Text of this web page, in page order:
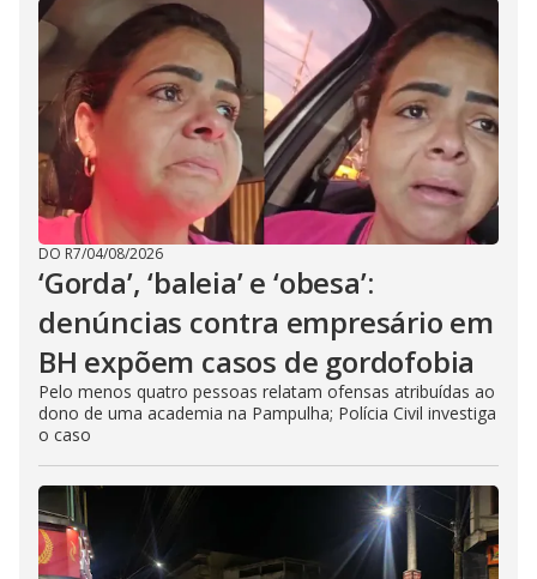
DO R7/04/08/2026
‘Gorda’, ‘baleia’ e ‘obesa’:
denúncias contra empresário em
BH expõem casos de gordofobia
Pelo menos quatro pessoas relatam ofensas atribuídas ao
dono de uma academia na Pampulha; Polícia Civil investiga
o caso